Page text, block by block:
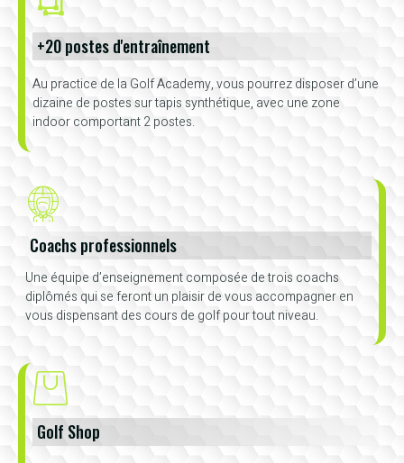
+20 postes d'entraînement
Au practice de la Golf Academy, vous pourrez disposer d’une
dizaine de postes sur tapis synthétique, avec une zone
indoor comportant 2 postes.
Coachs professionnels
Une équipe d’enseignement composée de trois coachs
diplômés qui se feront un plaisir de vous accompagner en
vous dispensant des cours de golf pour tout niveau.
Golf Shop